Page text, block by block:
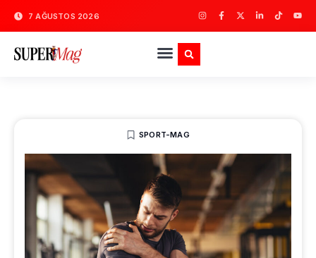
7 AĞUSTOS 2026
SPORT-MAG